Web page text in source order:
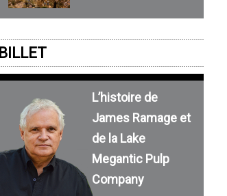
BILLET
L’histoire de
James Ramage et
de la Lake
Megantic Pulp
Company